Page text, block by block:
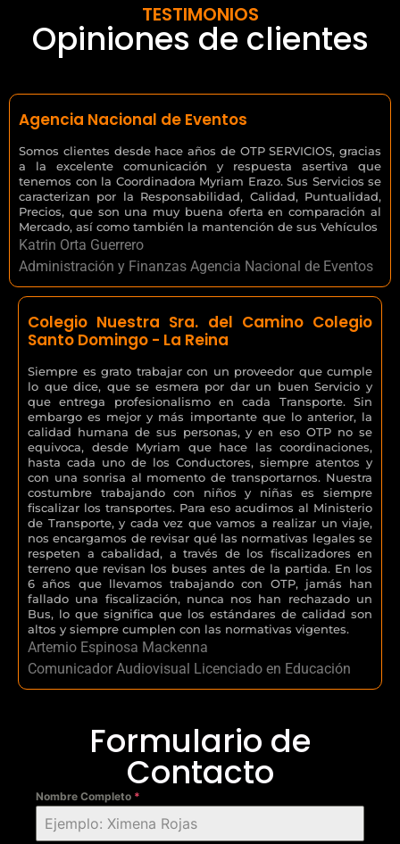
TESTIMONIOS
Opiniones de clientes
Agencia Nacional de Eventos
Somos clientes desde hace años de OTP SERVICIOS, gracias
a la excelente comunicación y respuesta asertiva que
tenemos con la Coordinadora Myriam Erazo. Sus Servicios se
caracterizan por la Responsabilidad, Calidad, Puntualidad,
Precios, que son una muy buena oferta en comparación al
Mercado, así como también la mantención de sus Vehículos
Katrin Orta Guerrero
Administración y Finanzas Agencia Nacional de Eventos
Colegio Nuestra Sra. del Camino Colegio
Santo Domingo - La Reina
Siempre es grato trabajar con un proveedor que cumple
lo que dice, que se esmera por dar un buen Servicio y
que entrega profesionalismo en cada Transporte. Sin
embargo es mejor y más importante que lo anterior, la
calidad humana de sus personas, y en eso OTP no se
equivoca, desde Myriam que hace las coordinaciones,
hasta cada uno de los Conductores, siempre atentos y
con una sonrisa al momento de transportarnos. Nuestra
costumbre trabajando con niños y niñas es siempre
fiscalizar los transportes. Para eso acudimos al Ministerio
de Transporte, y cada vez que vamos a realizar un viaje,
nos encargamos de revisar qué las normativas legales se
respeten a cabalidad, a través de los fiscalizadores en
terreno que revisan los buses antes de la partida. En los
6 años que llevamos trabajando con OTP, jamás han
fallado una fiscalización, nunca nos han rechazado un
Bus, lo que significa que los estándares de calidad son
altos y siempre cumplen con las normativas vigentes.
Artemio Espinosa Mackenna
Comunicador Audiovisual Licenciado en Educación
Formulario de
Contacto
Nombre Completo *